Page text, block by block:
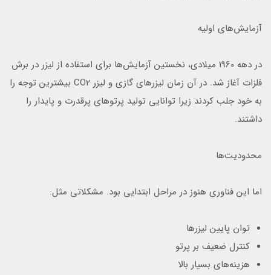
آزمایش‌های اولیه
در دهه 1960 میلادی، نخستین آزمایش‌ها برای استفاده از لیزر در برش
فلزات آغاز شد. در آن زمان لیزرهای گازی و لیزر CO2 بیشترین توجه را
به خود جلب کردند زیرا توانایی تولید پرتوهای پرقدرت و پایدار را
داشتند.
محدودیت‌ها
اما این فناوری هنوز در مراحل ابتدایی بود. مشکلاتی مثل:
توان پایین لیزرها
کنترل ضعیف بر پرتو
هزینه‌های بسیار بالا